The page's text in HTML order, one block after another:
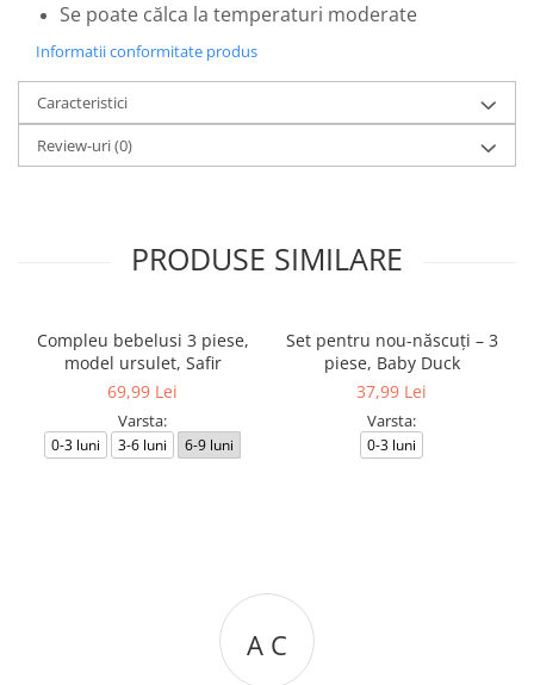
Se poate călca la temperaturi moderate
Informatii conformitate produs
Caracteristici
Review-uri(0)
PRODUSE SIMILARE
Compleu bebelusi 3 piese,
model ursulet, Safir
69,99 Lei
Varsta:
0-3 luni 3-6 luni 6-9 luni
Set pentru nou-născuți – 3
piese, Baby Duck
37,99 Lei
Varsta:
0-3 luni
A C